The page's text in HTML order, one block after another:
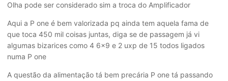
Olha pode ser considerado sim a troca do Amplificador
Aqui a P one é bem valorizada pq ainda tem aquela fama de
que toca 450 mil coisas juntas, diga se de passagem já vi
algumas bizarices como 4 6x9 e 2 uxp de 15 todos ligados
numa P one
A questão da alimentação tá bem precária P one tá passando